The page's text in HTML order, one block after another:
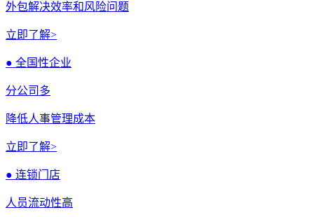
外包解决效率和风险问题
立即了解>
● 全国性企业
分公司多
降低人事管理成本
立即了解>
● 连锁门店
人员流动性高